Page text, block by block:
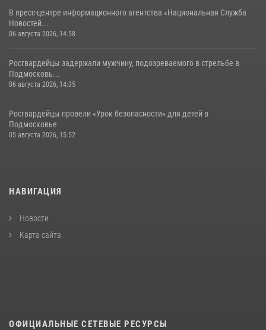
В пресс-центре информационного агентства «Национальная Служба
Новостей...
06 августа 2026, 14:58
Росгвардейцы задержали мужчину, подозреваемого в стрельбе в
Подмосковь...
06 августа 2026, 14:35
Росгвардейцы провели «Урок безопасности» для детей в
Подмосковье
05 августа 2026, 15:52
НАВИГАЦИЯ
Новости
Карта сайта
ОФИЦИАЛЬНЫЕ СЕТЕВЫЕ РЕСУРСЫ